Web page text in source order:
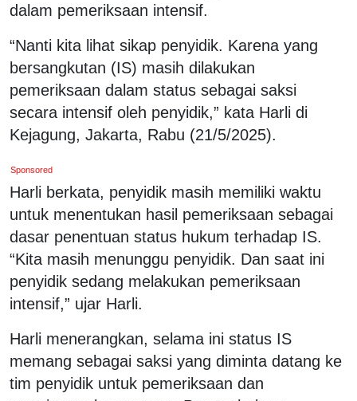
dalam pemeriksaan intensif.
“Nanti kita lihat sikap penyidik. Karena yang
bersangkutan (IS) masih dilakukan
pemeriksaan dalam status sebagai saksi
secara intensif oleh penyidik,” kata Harli di
Kejagung, Jakarta, Rabu (21/5/2025).
Sponsored
Harli berkata, penyidik masih memiliki waktu
untuk menentukan hasil pemeriksaan sebagai
dasar penentuan status hukum terhadap IS.
“Kita masih menunggu penyidik. Dan saat ini
penyidik sedang melakukan pemeriksaan
intensif,” ujar Harli.
Harli menerangkan, selama ini status IS
memang sebagai saksi yang diminta datang ke
tim penyidik untuk pemeriksaan dan